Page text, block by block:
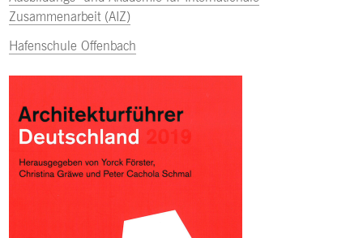
Zusammenarbeit (AIZ)
Hafenschule Offenbach